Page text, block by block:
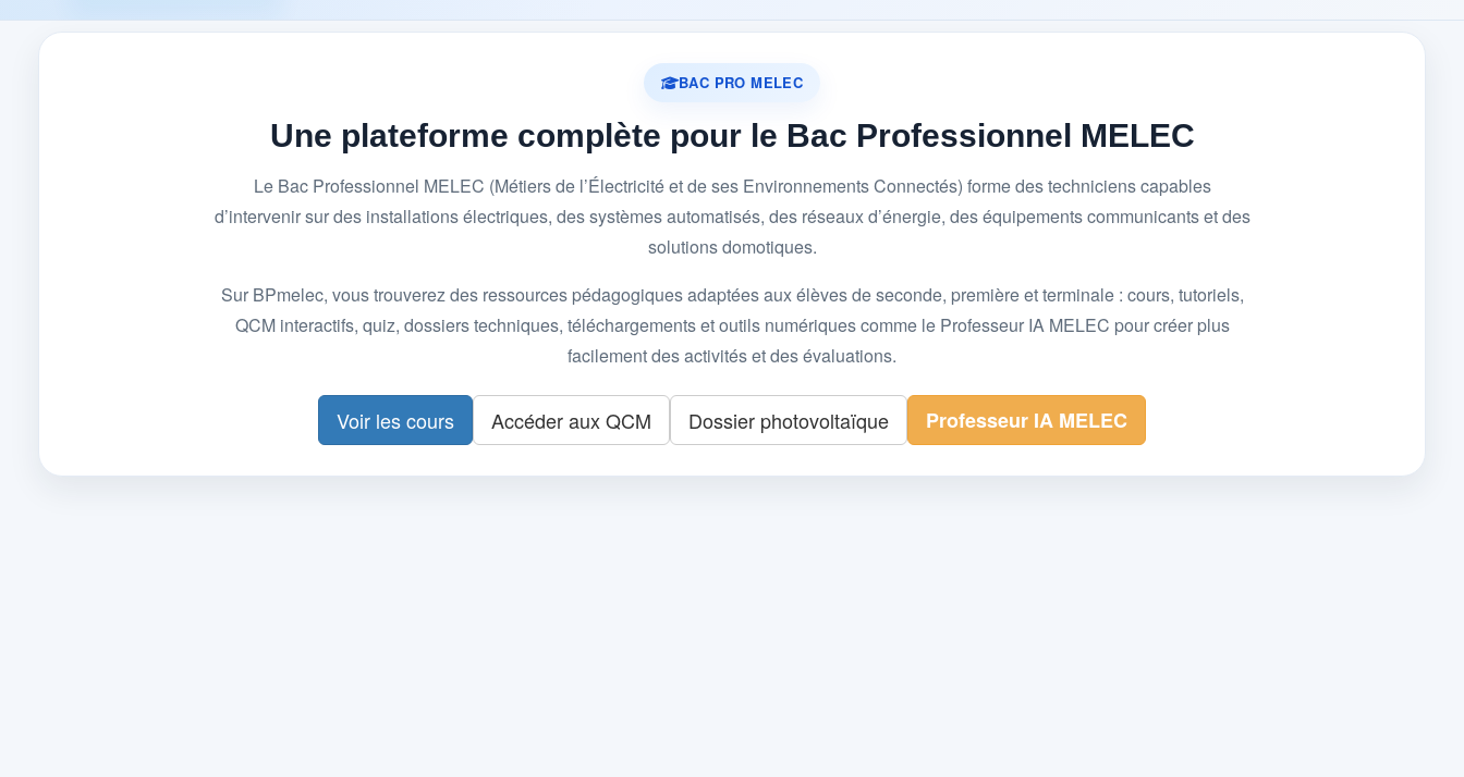
BAC PRO MELEC
Une plateforme complète pour le Bac Professionnel MELEC
Le Bac Professionnel MELEC (Métiers de l’Électricité et de ses Environnements Connectés) forme des techniciens capables
d’intervenir sur des installations électriques, des systèmes automatisés, des réseaux d’énergie, des équipements communicants et des
solutions domotiques.
Sur BPmelec, vous trouverez des ressources pédagogiques adaptées aux élèves de seconde, première et terminale : cours, tutoriels,
QCM interactifs, quiz, dossiers techniques, téléchargements et outils numériques comme le Professeur IA MELEC pour créer plus
facilement des activités et des évaluations.
Voir les cours Accéder aux QCM Dossier photovoltaïque Professeur IA MELEC